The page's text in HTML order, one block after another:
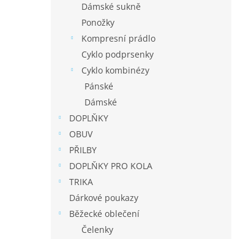
Dámské sukně
Ponožky
Kompresní prádlo
Cyklo podprsenky
Cyklo kombinézy
Pánské
Dámské
DOPLŇKY
OBUV
PŘILBY
DOPLŇKY PRO KOLA
TRIKA
Dárkové poukazy
Běžecké oblečení
Čelenky